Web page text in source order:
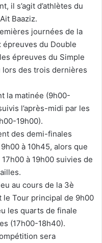
il s’agit d’athlètes du
Baaziz.
journées de la
du Double
épreuves du Simple
lors des trois dernières
la matinée (9h00-
l’après-midi par les
19h00).
des demi-finales
à 10h45, alors que
à 19h00 suivies de
au cours de la 3è
le Tour principal de 9h00
les quarts de finale
(17h00-18h40).
sera